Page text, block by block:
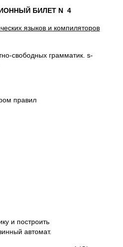
БИЛЕТ N 4
языков и компиляторов
свободных грамматик. s-
правил
и построить
автомат.